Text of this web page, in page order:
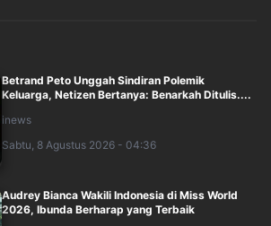
Betrand Peto Unggah Sindiran Polemik
Keluarga, Netizen Bertanya: Benarkah Ditulis....
inews
Sabtu, 8 Agustus 2026 - 04:36
Audrey Bianca Wakili Indonesia di Miss World
2026, Ibunda Berharap yang Terbaik